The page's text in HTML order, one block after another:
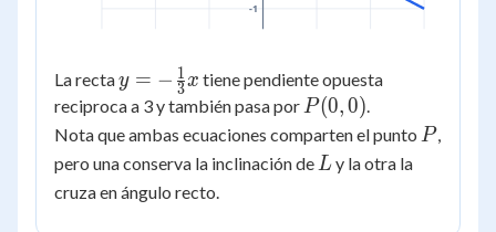
-1
La rectay = -
\frac{1}
{3}x
y = − 3
1x tiene pendiente opuesta
reciproca a 3 y también pasa porP(0,0)
P(0,0).
Nota que ambas ecuaciones comparten el punto P
P,
pero una conserva la inclinación de L
Ly la otra la
cruza en ángulo recto.